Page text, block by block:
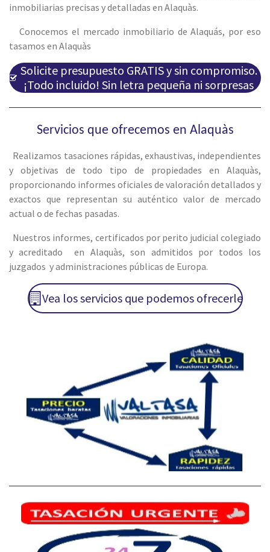
inmobiliarias precisas y detalladas en Alaquàs.
Conocemos el mercado inmobiliario de Alaquás, por eso
tasamos en Alaquàs
Solicite presupuesto GRATIS y sin compromiso.
¡Todo incluido! Sin letra pequeña ni sorpresas
Servicios que ofrecemos en Alaquàs
Realizamos tasaciones rápidas, exhaustivas, independientes
y objetivas de todo tipo de propiedades en Alaquàs,
proporcionando informes oficiales de valoración detallados y
exactos que representan su auténtico valor de mercado
actual o de fechas pasadas.
Nuestros informes, certificados por perito judicial colegiado
y acreditado en Alaquàs, son admitidos por todos los
juzgados y administraciones públicas de Europa.
Vea los servicios que podemos ofrecerle